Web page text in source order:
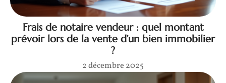
Frais de notaire vendeur : quel montant
prévoir lors de la vente d’un bien immobilier
?
2 décembre 2025